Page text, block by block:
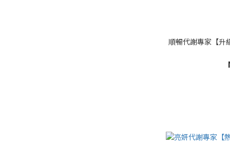
順暢代謝專家【升